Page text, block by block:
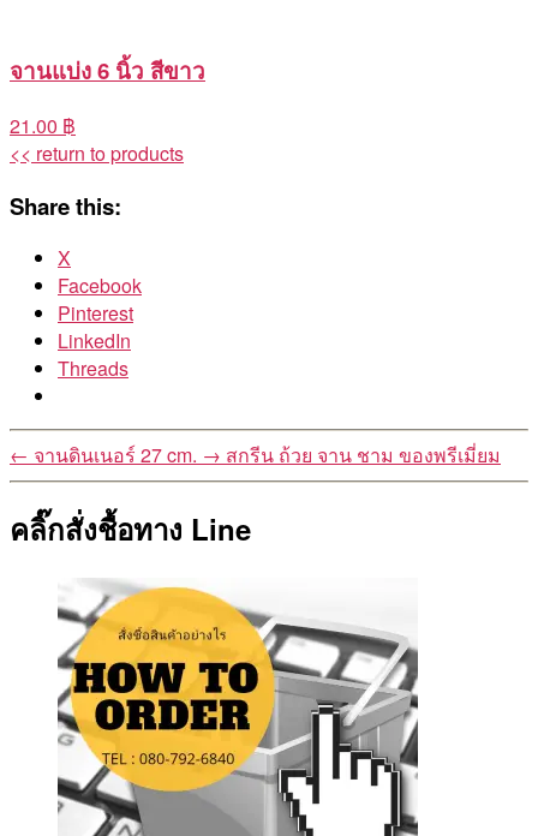
จานแบ่ง 6 นิ้ว สีขาว
21.00 ฿
<< return to products
Share this:
X
Facebook
Pinterest
LinkedIn
Threads
← จานดินเนอร์ 27 cm. → สกรีน ถ้วย จาน ชาม ของพรีเมี่ยม
คลิ๊กสั่งชื้อทาง Line